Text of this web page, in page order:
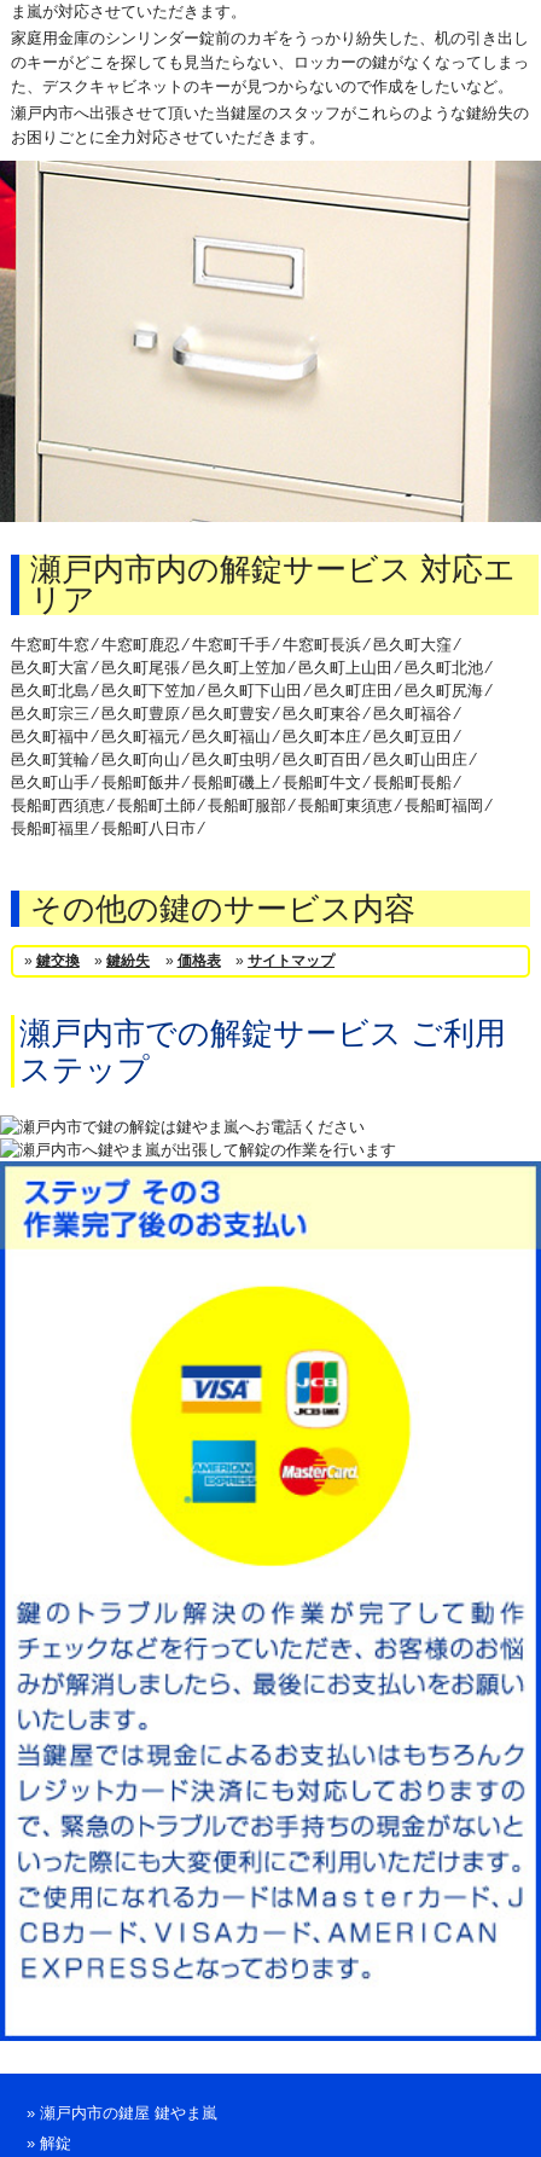
ま嵐が対応させていただきます。
家庭用金庫のシンリンダー錠前のカギをうっかり紛失した、机の引き出し
のキーがどこを探しても見当たらない、ロッカーの鍵がなくなってしまっ
た、デスクキャビネットのキーが見つからないので作成をしたいなど。
瀬戸内市へ出張させて頂いた当鍵屋のスタッフがこれらのような鍵紛失の
お困りごとに全力対応させていただきます。
瀬戸内市内の解錠サービス 対応エ
リア
牛窓町牛窓 ⁄牛窓町鹿忍 ⁄牛窓町千手 ⁄牛窓町長浜 ⁄邑久町大窪 ⁄
邑久町大富 ⁄邑久町尾張 ⁄邑久町上笠加 ⁄邑久町上山田 ⁄邑久町北池 ⁄
邑久町北島 ⁄邑久町下笠加 ⁄邑久町下山田 ⁄邑久町庄田 ⁄邑久町尻海 ⁄
邑久町宗三 ⁄邑久町豊原 ⁄邑久町豊安 ⁄邑久町東谷 ⁄邑久町福谷 ⁄
邑久町福中 ⁄邑久町福元 ⁄邑久町福山 ⁄邑久町本庄 ⁄邑久町豆田 ⁄
邑久町箕輪 ⁄邑久町向山 ⁄邑久町虫明 ⁄邑久町百田 ⁄邑久町山田庄 ⁄
邑久町山手 ⁄長船町飯井 ⁄長船町磯上 ⁄長船町牛文 ⁄長船町長船 ⁄
長船町西須恵 ⁄長船町土師 ⁄長船町服部 ⁄長船町東須恵 ⁄長船町福岡 ⁄
長船町福里 ⁄長船町八日市 ⁄
その他の鍵のサービス内容
» 鍵交換 »鍵紛失 » 価格表 »サイトマップ
瀬戸内市での解錠サービス ご利用
ステップ
»瀬戸内市の鍵屋 鍵やま嵐
»解錠